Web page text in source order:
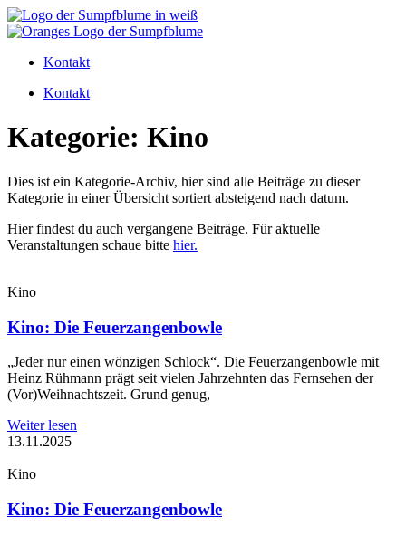
Zum
Inhalt
Kontakt
Kontakt
Kategorie: Kino
Dies ist ein Kategorie-Archiv, hier sind alle Beiträge zu dieser
Kategorie in einer Übersicht sortiert absteigend nach datum.
Hier findest du auch vergangene Beiträge. Für aktuelle
Veranstaltungen schaue bitte hier.
Kino
Kino: Die Feuerzangenbowle
„Jeder nur einen wönzigen Schlock“. Die Feuerzangenbowle mit
Heinz Rühmann prägt seit vielen Jahrzehnten das Fernsehen der
(Vor)Weihnachtszeit. Grund genug,
Weiter lesen
13.11.2025
Kino
Kino: Die Feuerzangenbowle